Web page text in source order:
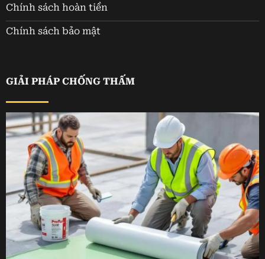
Chính sách hoàn tiền
Chính sách bảo mật
GIẢI PHÁP CHỐNG THẤM